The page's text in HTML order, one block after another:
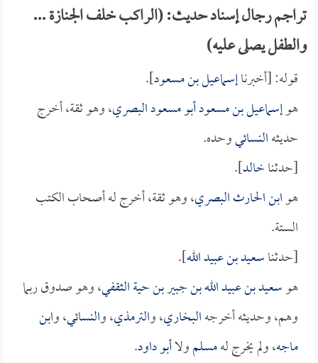
تراجم رجال إسناد حديث: (الراكب خلف الجنازة ...
والطفل يصلى عليه)
قوله: [أخبرناإسماعيل بن مسعود].
هوإسماعيل بن مسعود أبو مسعود البصري، وهو ثقة، أخرج
حديثهالنسائيوحده.
[حدثناخالد].
هوابن الحارث البصري، وهو ثقة، أخرج له أصحاب الكتب
الستة.
[حدثناسعيد بن عبيد الله].
هوسعيد بن عبيد الله بن جبير بن حية الثقفي، وهو صدوق ربما
وهم، وحديثه أخرجهالبخاري، والترمذي، والنسائي، وابن
ماجه، ولم يخرج لهمسلمولاأبو داود.